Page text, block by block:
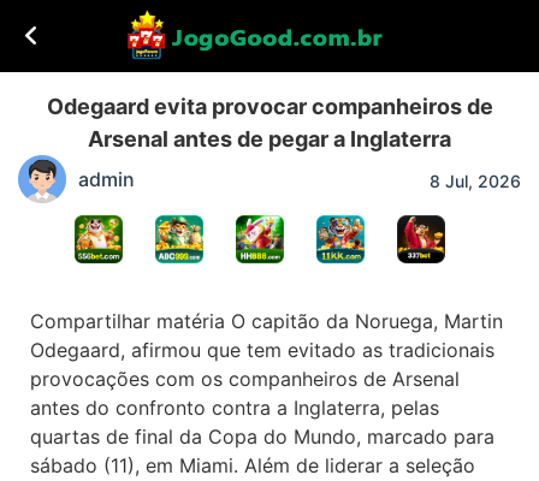
Odegaard evita provocar companheiros de
Arsenal antes de pegar a Inglaterra
admin 8 Jul, 2026
Compartilhar matéria O capitão da Noruega, Martin
Odegaard, afirmou que tem evitado as tradicionais
provocações com os companheiros de Arsenal
antes do confronto contra a Inglaterra, pelas
quartas de final da Copa do Mundo, marcado para
sábado (11), em Miami. Além de liderar a seleção